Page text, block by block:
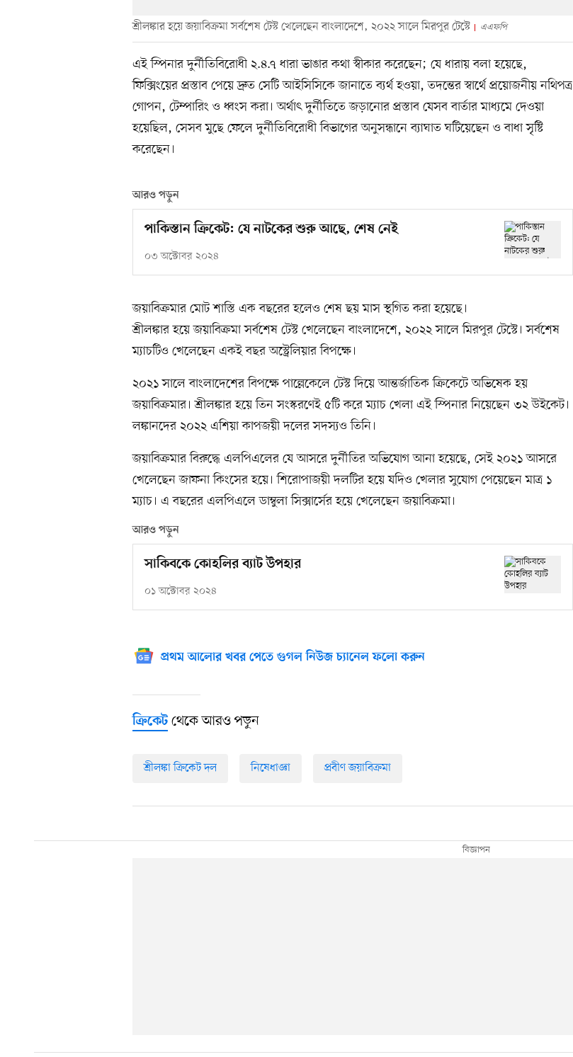
শ্রীলঙ্কার হয়ে জয়াবিক্রমা সর্বশেষ টেস্ট খেলেছেন বাংলাদেশে, ২০২২ সালে মিরপুর টেস্টে এএফপি
এই স্পিনার দুর্নীতিবিরোধী ২.৪.৭ ধারা ভাঙার কথা স্বীকার করেছেন; যে ধারায় বলা হয়েছে,
ফিক্সিংয়ের প্রস্তাব পেয়ে দ্রুত সেটি আইসিসিকে জানাতে ব্যর্থ হওয়া, তদন্তের স্বার্থে প্রয়োজনীয় নথিপত্র
গোপন, টেম্পারিং ও ধ্বংস করা। অর্থাৎ দুর্নীতিতে জড়ানোর প্রস্তাব যেসব বার্তার মাধ্যমে দেওয়া
হয়েছিল, সেসব মুছে ফেলে দুর্নীতিবিরোধী বিভাগের অনুসন্ধানে ব্যাঘাত ঘটিয়েছেন ও বাধা সৃষ্টি
করেছেন।
আরও পড়ুন
পাকিস্তান ক্রিকেট: যে নাটকের শুরু আছে, শেষ নেই
০৩ অক্টোবর ২০২৪
জয়াবিক্রমার মোট শাস্তি এক বছরের হলেও শেষ ছয় মাস স্থগিত করা হয়েছে।
শ্রীলঙ্কার হয়ে জয়াবিক্রমা সর্বশেষ টেস্ট খেলেছেন বাংলাদেশে, ২০২২ সালে মিরপুর টেস্টে। সর্বশেষ
ম্যাচটিও খেলেছেন একই বছর অস্ট্রেলিয়ার বিপক্ষে।
২০২১ সালে বাংলাদেশের বিপক্ষে পাল্লেকেলে টেস্ট দিয়ে আন্তর্জাতিক ক্রিকেটে অভিষেক হয়
জয়াবিক্রমার। শ্রীলঙ্কার হয়ে তিন সংস্করণেই ৫টি করে ম্যাচ খেলা এই স্পিনার নিয়েছেন ৩২ উইকেট।
লঙ্কানদের ২০২২ এশিয়া কাপজয়ী দলের সদস্যও তিনি।
জয়াবিক্রমার বিরুদ্ধে এলপিএলের যে আসরে দুর্নীতির অভিযোগ আনা হয়েছে, সেই ২০২১ আসরে
খেলেছেন জাফনা কিংসের হয়ে। শিরোপাজয়ী দলটির হয়ে যদিও খেলার সুযোগ পেয়েছেন মাত্র ১
ম্যাচ। এ বছরের এলপিএলে ডাম্বুলা সিক্সার্সের হয়ে খেলেছেন জয়াবিক্রমা।
আরও পড়ুন
সাকিবকে কোহলির ব্যাট উপহার
০১ অক্টোবর ২০২৪
প্রথম আলোর খবর পেতে গুগল নিউজ চ্যানেল ফলো করুন
ক্রিকেটথেকে আরও পড়ুন
শ্রীলঙ্কা ক্রিকেট দল নিষেধাজ্ঞা প্রবীণ জয়াবিক্রমা